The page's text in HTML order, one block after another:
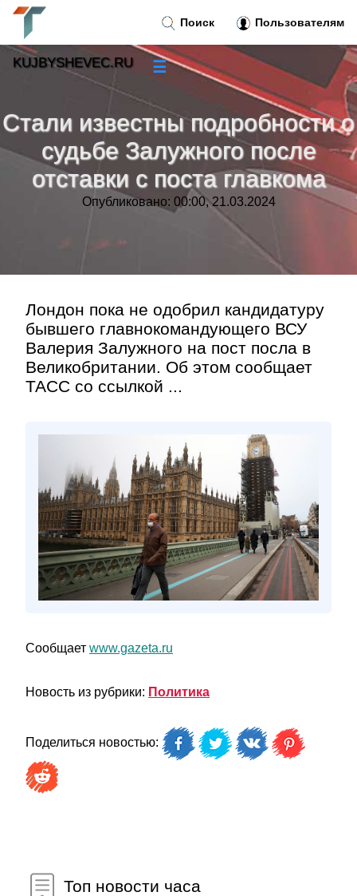
Стали известны подробности о
судьбе Залужного после
отставки с поста главкома
Опубликовано: 00:00, 21.03.2024
Лондон пока не одобрил кандидатуру
бывшего главнокомандующего ВСУ
Валерия Залужного на пост посла в
Великобритании. Об этом сообщает
ТАСС со ссылкой ...
Сообщает www.gazeta.ru
Новость из рубрики: Политика
Поделиться новостью:
Топ новости часа
Поиск Пользователям
KUJBYSHEVEC.RU ☰
Новости»
Тренды новостей»
Рубрики»
Контакт»